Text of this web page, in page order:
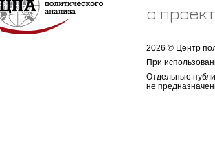
о
2026 © Центр
При
Отдельные
не